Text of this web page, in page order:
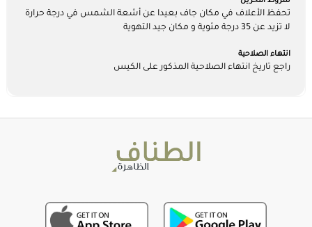
تحفظ الأعلاف في مكان جاف بعيدا عن أشعة الشمس في درجة حرارة
لا تزيد عن 35 درجة مئوية و مكان جيد التهوية
انتهاء الصلاحية
راجع تاريخ انتهاء الصلاحية المذكور على الكيس